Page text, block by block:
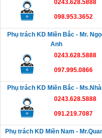
0243.628.5888
098.953.3652
Phụ trách KD Miền Bắc - Mr.
Anh
0243.628.5888
097.995.0866
Phụ trách KD Miền Bắc -
0243.628.5888
091.219.7087
Phụ trách KD Miền Nam -